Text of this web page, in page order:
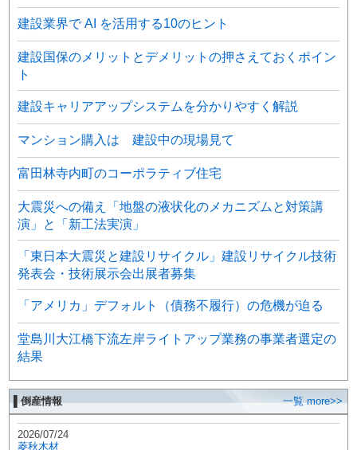
建設業界で AI を活用する10のヒント
建設国保のメリットとデメリットの押さえておくポイン
ト
建設キャリアアップシステムを分かりやすく解説
マンション購入は 建設中の現場見て
富田林寺内町のコーポラティブ住宅
大震災への備え「地盤の液状化のメカニズムと対策講
演」と「新工法実演」
「東日本大震災と建設リサイクル」建設リサイクル技術
発表会・技術展示会出展者募集
「アメリカ」デフォルト（債務不履行）の危機が迫る
堂島川大江橋下流左岸ライトアップ業務の事業者選定の
結果
▌倒産情報 一覧 more>>
2026/07/24
菱秋木材